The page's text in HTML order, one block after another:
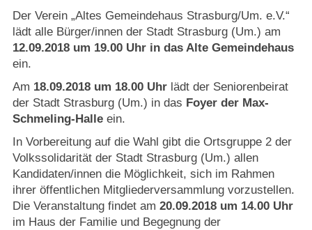
Kommentarrichtlinien und Netiquette für unsere Social Media-Kanäle
Willkommen in Strasburg (Uckermark)
Strasburger Ehrenamtspreis „SBG“
Welcome to Strasburg (Uckermark)
Ласкаво просимо до Штрасбурга (Уккермарк)
مرحبًا بكم في شتراسبورغ (أوكرمارك)
Der Verein „Altes Gemeindehaus Strasburg/Um. e.V.“
lädt alle Bürger/innen der Stadt Strasburg (Um.) am
12.09.2018 um 19.00 Uhr in das Alte Gemeindehaus
ein.
Am 18.09.2018 um 18.00 Uhr lädt der Seniorenbeirat
der Stadt Strasburg (Um.) in das Foyer der Max-
Schmeling-Halle ein.
In Vorbereitung auf die Wahl gibt die Ortsgruppe 2 der
Volkssolidarität der Stadt Strasburg (Um.) allen
Kandidaten/innen die Möglichkeit, sich im Rahmen
ihrer öffentlichen Mitgliederversammlung vorzustellen.
Die Veranstaltung findet am20.09.2018 um 14.00 Uhr
im Haus der Familie und Begegnung der